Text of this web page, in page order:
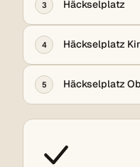
3 Häckselplatz
4 Häckselplatz
5 Häckselplatz